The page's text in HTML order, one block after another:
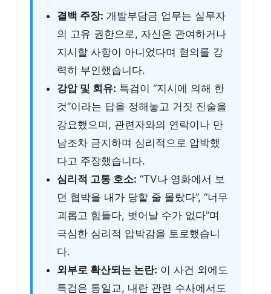
결백 주장: 개발부담금 업무는 실무자
의 고유 권한으로, 자신은 관여하거나
지시할 사항이 아니었다며 혐의를 강
력히 부인했습니다.
강압 및 회유: 특검이 “지시에 의해 한
것”이라는 답을 정해놓고 거짓 진술을
강요했으며, 관련자와의 연락이나 만
남조차 금지하며 심리적으로 압박했
다고 주장했습니다.
심리적 고통 호소: “TV나 영화에서 보
던 협박을 내가 당할 줄 몰랐다”, “너무
괴롭고 힘들다, 벗어날 수가 없다”며
극심한 심리적 압박감을 토로했습니
다.
외부로 확산되는 논란: 이 사건 외에도
특검은 통일교, 내란 관련 수사에서도